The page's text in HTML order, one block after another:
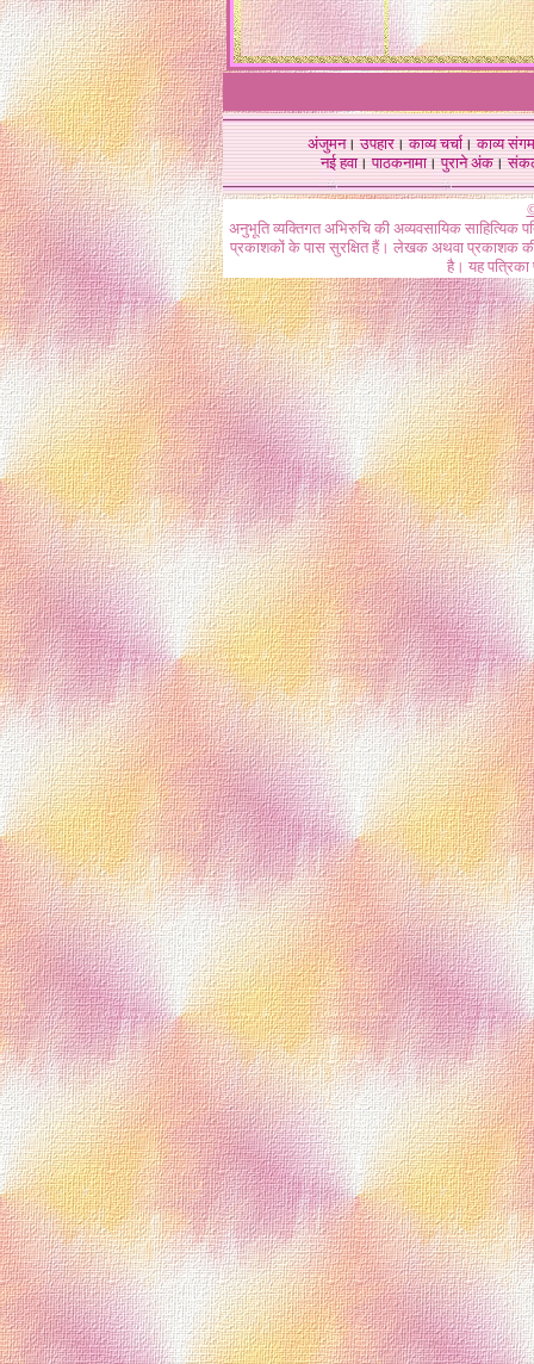
अंजुमन।उपहार।काव्य चर्चा।काव्य संगम
नई हवा। पाठकनामा। पुराने अंक।
अनुभूति व्यक्तिगत अभिरुचि की अव्यवसायिक
प्रकाशकों के पास सुरक्षित हैं। लेखक अथवा प्रकाशक की
है। यह पत्रिका